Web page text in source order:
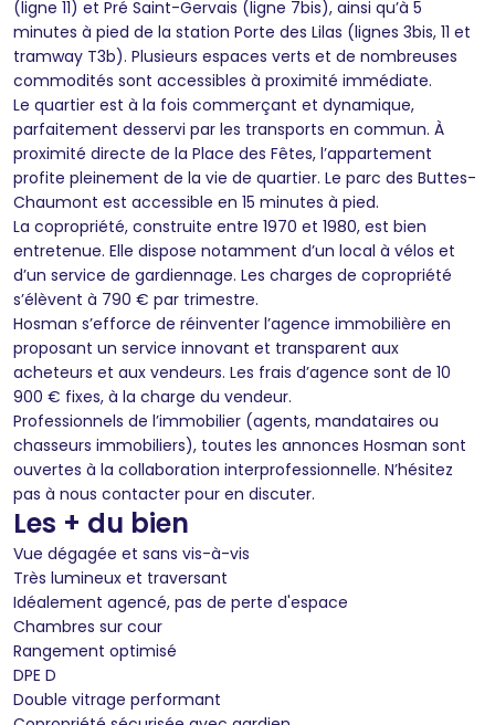
(ligne 11) et Pré Saint-Gervais (ligne 7bis), ainsi qu’à 5
minutes à pied de la station Porte des Lilas (lignes 3bis, 11 et
tramway T3b). Plusieurs espaces verts et de nombreuses
commodités sont accessibles à proximité immédiate.
Le quartier est à la fois commerçant et dynamique,
parfaitement desservi par les transports en commun. À
proximité directe de la Place des Fêtes, l’appartement
profite pleinement de la vie de quartier. Le parc des Buttes-
Chaumont est accessible en 15 minutes à pied.
La copropriété, construite entre 1970 et 1980, est bien
entretenue. Elle dispose notamment d’un local à vélos et
d’un service de gardiennage. Les charges de copropriété
s’élèvent à 790 € par trimestre.
Hosman s’efforce de réinventer l’agence immobilière en
proposant un service innovant et transparent aux
acheteurs et aux vendeurs. Les frais d’agence sont de 10
900 € fixes, à la charge du vendeur.
Professionnels de l’immobilier (agents, mandataires ou
chasseurs immobiliers), toutes les annonces Hosman sont
ouvertes à la collaboration interprofessionnelle. N’hésitez
pas à nous contacter pour en discuter.
Les + du bien
Vue dégagée et sans vis-à-vis
Très lumineux et traversant
Idéalement agencé, pas de perte d'espace
Chambres sur cour
Rangement optimisé
DPE D
Double vitrage performant